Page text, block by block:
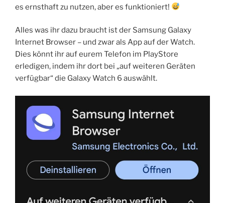
es ernsthaft zu nutzen, aber es funktioniert!
Alles was ihr dazu braucht ist der Samsung Galaxy
Internet Browser – und zwar als App auf der Watch.
Dies könnt ihr auf eurem Telefon im PlayStore
erledigen, indem ihr dort bei „auf weiteren Geräten
verfügbar“ die Galaxy Watch 6 auswählt.